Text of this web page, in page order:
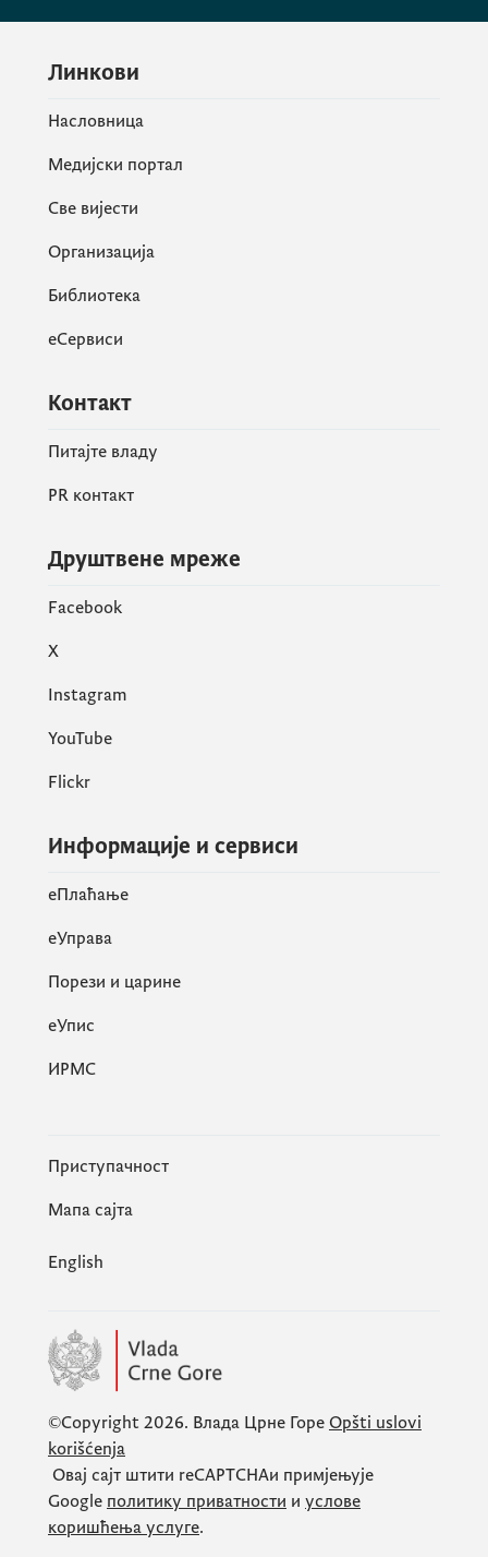
Линкови
Насловница
Медијски портал
Све вијести
Организација
Библиотека
еСервиси
Контакт
Питајте владу
PR контакт
Друштвене мреже
Facebook
X
Instagram
YouTube
Flickr
Информације и сервиси
eПлаћање
еУправа
Порези и царине
eУпис
ИРМС
Приступачност
Мапа сајта
English
©Copyright 2026. Влада Црне Горе Opšti uslovi
korišćenja
Овај сајт штити reCAPTCHAи примјењује
Google политику приватности и услове
коришћења услуге.